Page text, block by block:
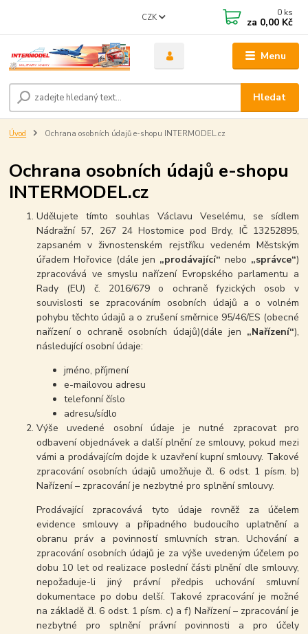
Menu
CZK
Hledat
0 ks
za 0,00 Kč
Úvod Ochrana osobních údajů e-shopu INTERMODEL.cz
Ochrana osobních údajů e-shopu
INTERMODEL.cz
Udělujete tímto souhlas Václavu Veselému, se sídlem
Nádražní 57, 267 24 Hostomice pod Brdy, IČ 13252895,
zapsaném v živnostenském rejstříku vedeném Městským
úřadem Hořovice (dále jen „prodávající“ nebo „správce“)
zpracovává ve smyslu nařízení Evropského parlamentu a
Rady (EU) č. 2016/679 o ochraně fyzických osob v
souvislosti se zpracováním osobních údajů a o volném
pohybu těchto údajů a o zrušení směrnice 95/46/ES (obecné
nařízení o ochraně osobních údajů)(dále jen „Nařízení“),
následující osobní údaje:
jméno, příjmení
e-mailovou adresu
telefonní číslo
adresu/sídlo
Výše uvedené osobní údaje je nutné zpracovat pro
odbavení objednávek a další plnění ze smlouvy, pokud mezi
vámi a prodávajícím dojde k uzavření kupní smlouvy. Takové
zpracování osobních údajů umožňuje čl. 6 odst. 1 písm. b)
Nařízení – zpracování je nezbytné pro splnění smlouvy.
Prodávající zpracovává tyto údaje rovněž za účelem
evidence smlouvy a případného budoucího uplatnění a
obranu práv a povinností smluvních stran. Uchování a
zpracování osobních údajů je za výše uvedeným účelem po
dobu 10 let od realizace poslední části plnění dle smlouvy,
nepožaduje-li jiný právní předpis uchování smluvní
dokumentace po dobu delší. Takové zpracování je možné
na základě čl. 6 odst. 1 písm. c) a f) Nařízení – zpracování je
nezbytné pro splnění právní povinnosti a pro účely